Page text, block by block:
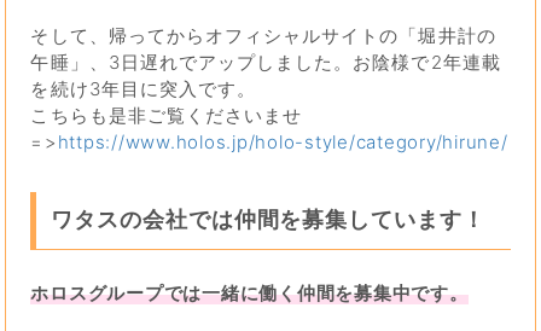
そして、帰ってからオフィシャルサイトの「堀井計の
午睡」、3日遅れでアップしました。お陰様で2年連載
を続け3年目に突入です。
こちらも是非ご覧くださいませ
=> https://www.holos.jp/holo-style/category/hirune/
ワタスの会社では仲間を募集しています！
ホロスグループでは一緒に働く仲間を募集中です。